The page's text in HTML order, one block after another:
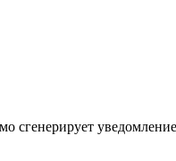
сгенерирует